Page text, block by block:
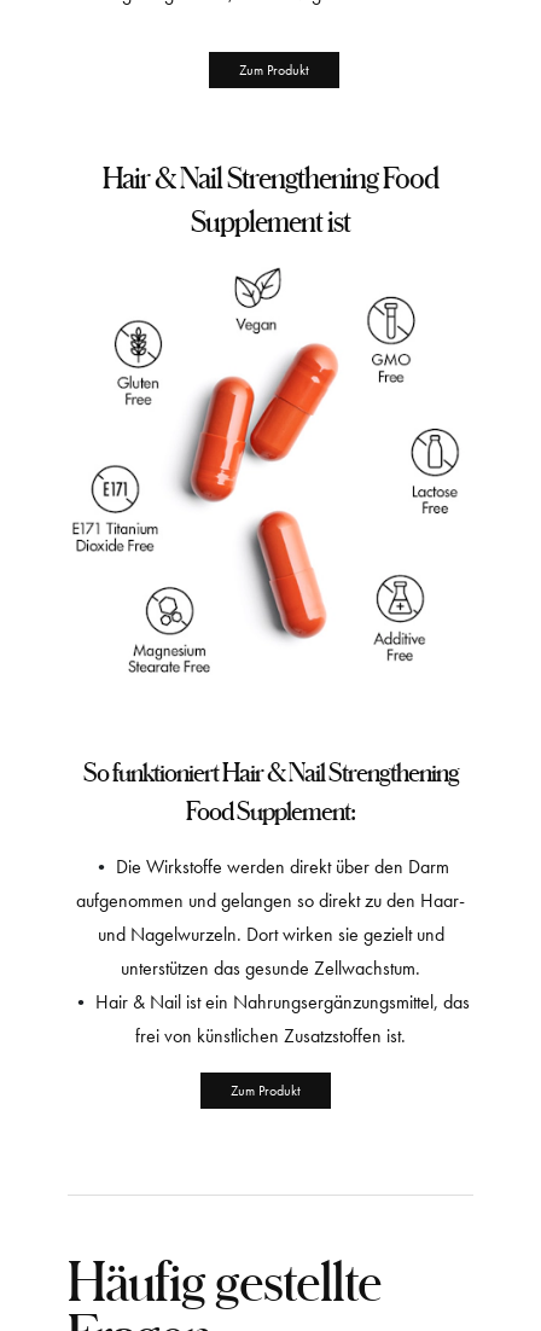
Zum Produkt
Hair & Nail Strengthening Food
Supplement ist
So funktioniert Hair & Nail Strengthening
Food Supplement:
• Die Wirkstoffe werden direkt über den Darm
aufgenommen und gelangen so direkt zu den Haar-
und Nagelwurzeln. Dort wirken sie gezielt und
unterstützen das gesunde Zellwachstum.
• Hair & Nail ist ein Nahrungsergänzungsmittel, das
frei von künstlichen Zusatzstoffen ist.
Zum Produkt
Häufig gestellte